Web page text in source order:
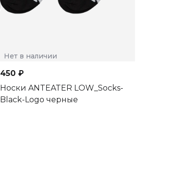
Нет в наличии
450 ₽
Носки ANTEATER LOW_Socks-
Black-Logo черные